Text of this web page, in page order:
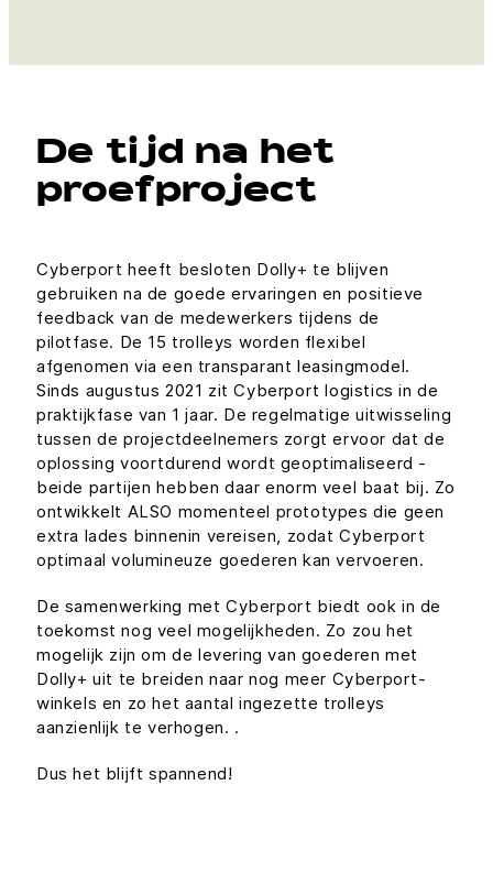
De tijd na het
proefproject
Cyberport heeft besloten Dolly+ te blijven
gebruiken na de goede ervaringen en positieve
feedback van de medewerkers tijdens de
pilotfase. De 15 trolleys worden flexibel
afgenomen via een transparant leasingmodel.
Sinds augustus 2021 zit Cyberport logistics in de
praktijkfase van 1 jaar. De regelmatige uitwisseling
tussen de projectdeelnemers zorgt ervoor dat de
oplossing voortdurend wordt geoptimaliseerd -
beide partijen hebben daar enorm veel baat bij. Zo
ontwikkelt ALSO momenteel prototypes die geen
extra lades binnenin vereisen, zodat Cyberport
optimaal volumineuze goederen kan vervoeren.
De samenwerking met Cyberport biedt ook in de
toekomst nog veel mogelijkheden. Zo zou het
mogelijk zijn om de levering van goederen met
Dolly+ uit te breiden naar nog meer Cyberport-
winkels en zo het aantal ingezette trolleys
aanzienlijk te verhogen. .
Dus het blijft spannend!